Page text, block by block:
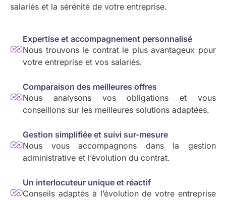
salariés et la sérénité de votre entreprise.
Expertise et accompagnement personnalisé
Nous trouvons le contrat le plus avantageux pour
votre entreprise et vos salariés.
Comparaison des meilleures offres
Nous analysons vos obligations et vous
conseillons sur les meilleures solutions adaptées.
Gestion simplifiée et suivi sur-mesure
Nous vous accompagnons dans la gestion
administrative et l’évolution du contrat.
Un interlocuteur unique et réactif
Conseils adaptés à l’évolution de votre entreprise